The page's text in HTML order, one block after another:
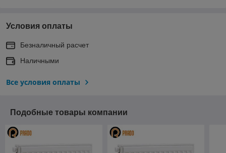
Условия оплаты
Безналичный расчет
Наличными
Все условия оплаты
Подобные товары компании